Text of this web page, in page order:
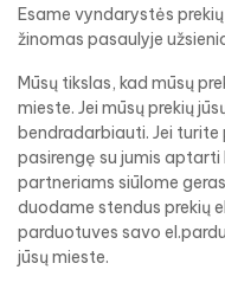
Esame vyndarystės
žinomas pasaulyje
Mūsų tikslas, kad mūsų
mieste. Jei mūsų prekių
bendradarbiauti. Jei
pasirengę su jumis
partneriams siūlome
duodame stendus prekių
parduotuves savo
jūsų mieste.